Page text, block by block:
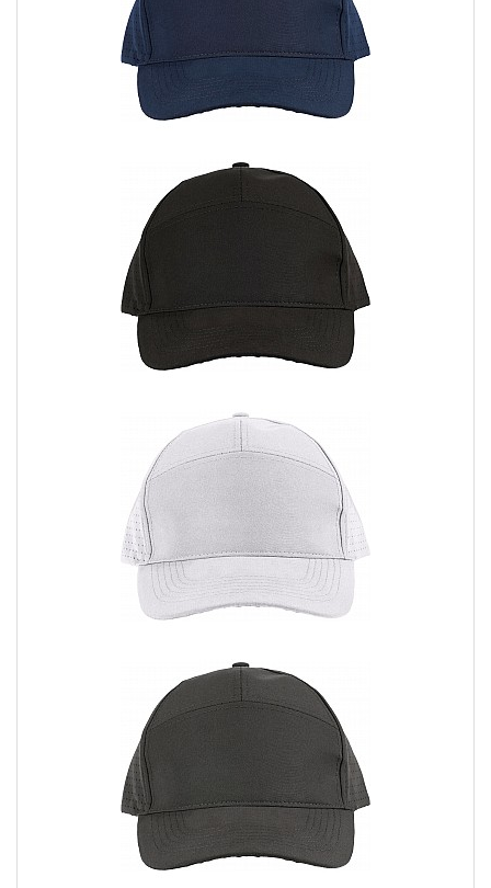
cappellini combinano il comfort di un berretto con la funzionalità
di una visiera, offrendo un accessorio alla moda per affrontare
le giornate soleggiate. Sia che tu voglia promuovere il tuo brand
o semplicemente distinguerti dalla folla, i cappellini
personalizzati con visiera sono la scelta perfetta.
I cappellini personalizzati con visiera ti permettono di creare un
look personalizzato che si adatta alle tue esigenze. Puoi
scegliere di stampare il tuo logo, un messaggio o una grafica
unica sulla visiera del cappellino. Questo ti consente di
promuovere il tuo brand o di esprimere la tua personalità in
modo creativo e visibile.
Stampa il tuo logo aziendale per una visibilità immediata
del tuo marchio.
Includi un messaggio che rifletta la tua personalità o il tuo
2. Protezione solare e comfort
La visiera dei cappellini personalizzati offre una protezione
aggiuntiva per gli occhi e il viso dai raggi solari dannosi. Questo
è particolarmente importante durante le attività all'aperto, come
passeggiate, escursioni o partite sportive. Inoltre, i cappellini con
visiera ti offrono comfort grazie al loro design leggero e
La visiera ampia offre ombra e protezione solare per gli
Materiali leggeri e traspiranti garantiscono il massimo
comfort durante l'utilizzo.
La fascia regolabile consente una vestibilità
personalizzata per un comfort ottimale.
3. Versatilità e praticità
I cappellini personalizzati con visiera sono versatili e si adattano
a diverse attività e stili di vita. Sono l'accessorio ideale per le tue
avventure all'aperto, ma sono anche perfetti per un look casual